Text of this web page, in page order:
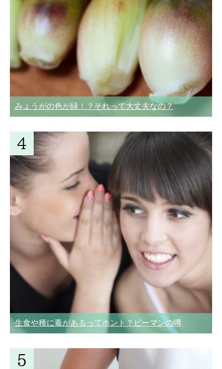
みょうがの色が緑！？それって大丈夫なの？
生食や種に毒があるってホント？ピーマンの噂